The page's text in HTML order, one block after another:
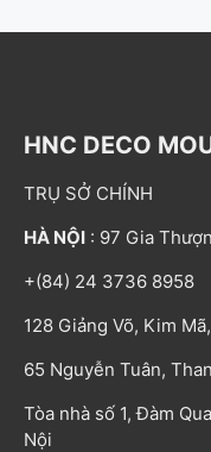
HNC DECO
TRỤ SỞ CHÍNH
HÀ NỘI : 97 Gia
+(84) 24 3736 8958
128 Giảng Võ, Kim
65 Nguyễn Tuân,
Tòa nhà số 1, Đàm
Nội